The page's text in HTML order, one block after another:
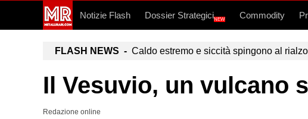
Notizie Flash Dossier StrategiciNEW Commodity
FLASH NEWS - Caldo estremo e siccità spingono al
Il Vesuvio, un vulcano
Redazione online